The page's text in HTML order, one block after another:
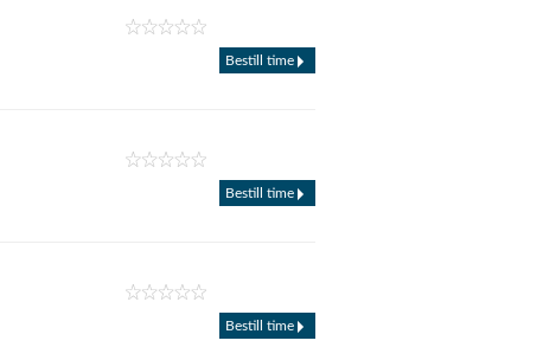
Bestill time
Bestill time
Bestill time